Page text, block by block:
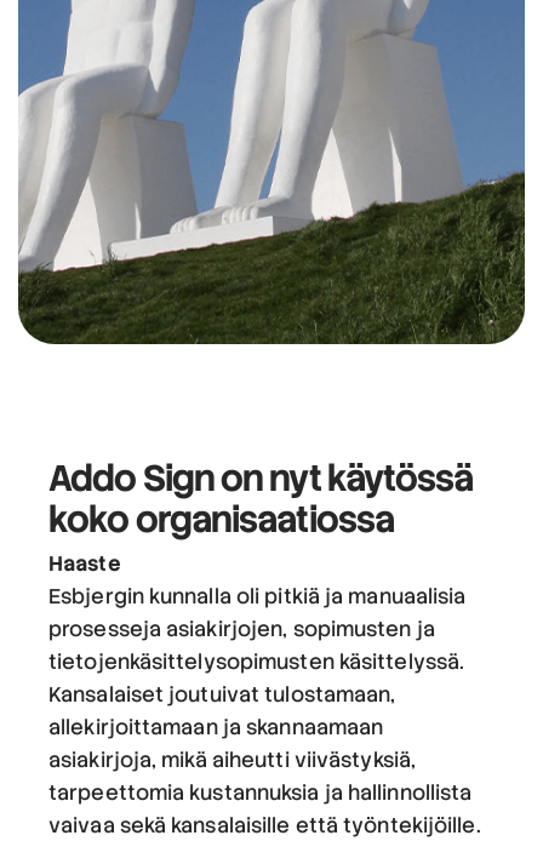
Addo Sign on nyt käytössä
koko organisaatiossa
Haaste
Esbjergin kunnalla oli pitkiä ja manuaalisia
prosesseja asiakirjojen, sopimusten ja
tietojenkäsittelysopimusten käsittelyssä.
Kansalaiset joutuivat tulostamaan,
allekirjoittamaan ja skannaamaan
asiakirjoja, mikä aiheutti viivästyksiä,
tarpeettomia kustannuksia ja hallinnollista
vaivaa sekä kansalaisille että työntekijöille.